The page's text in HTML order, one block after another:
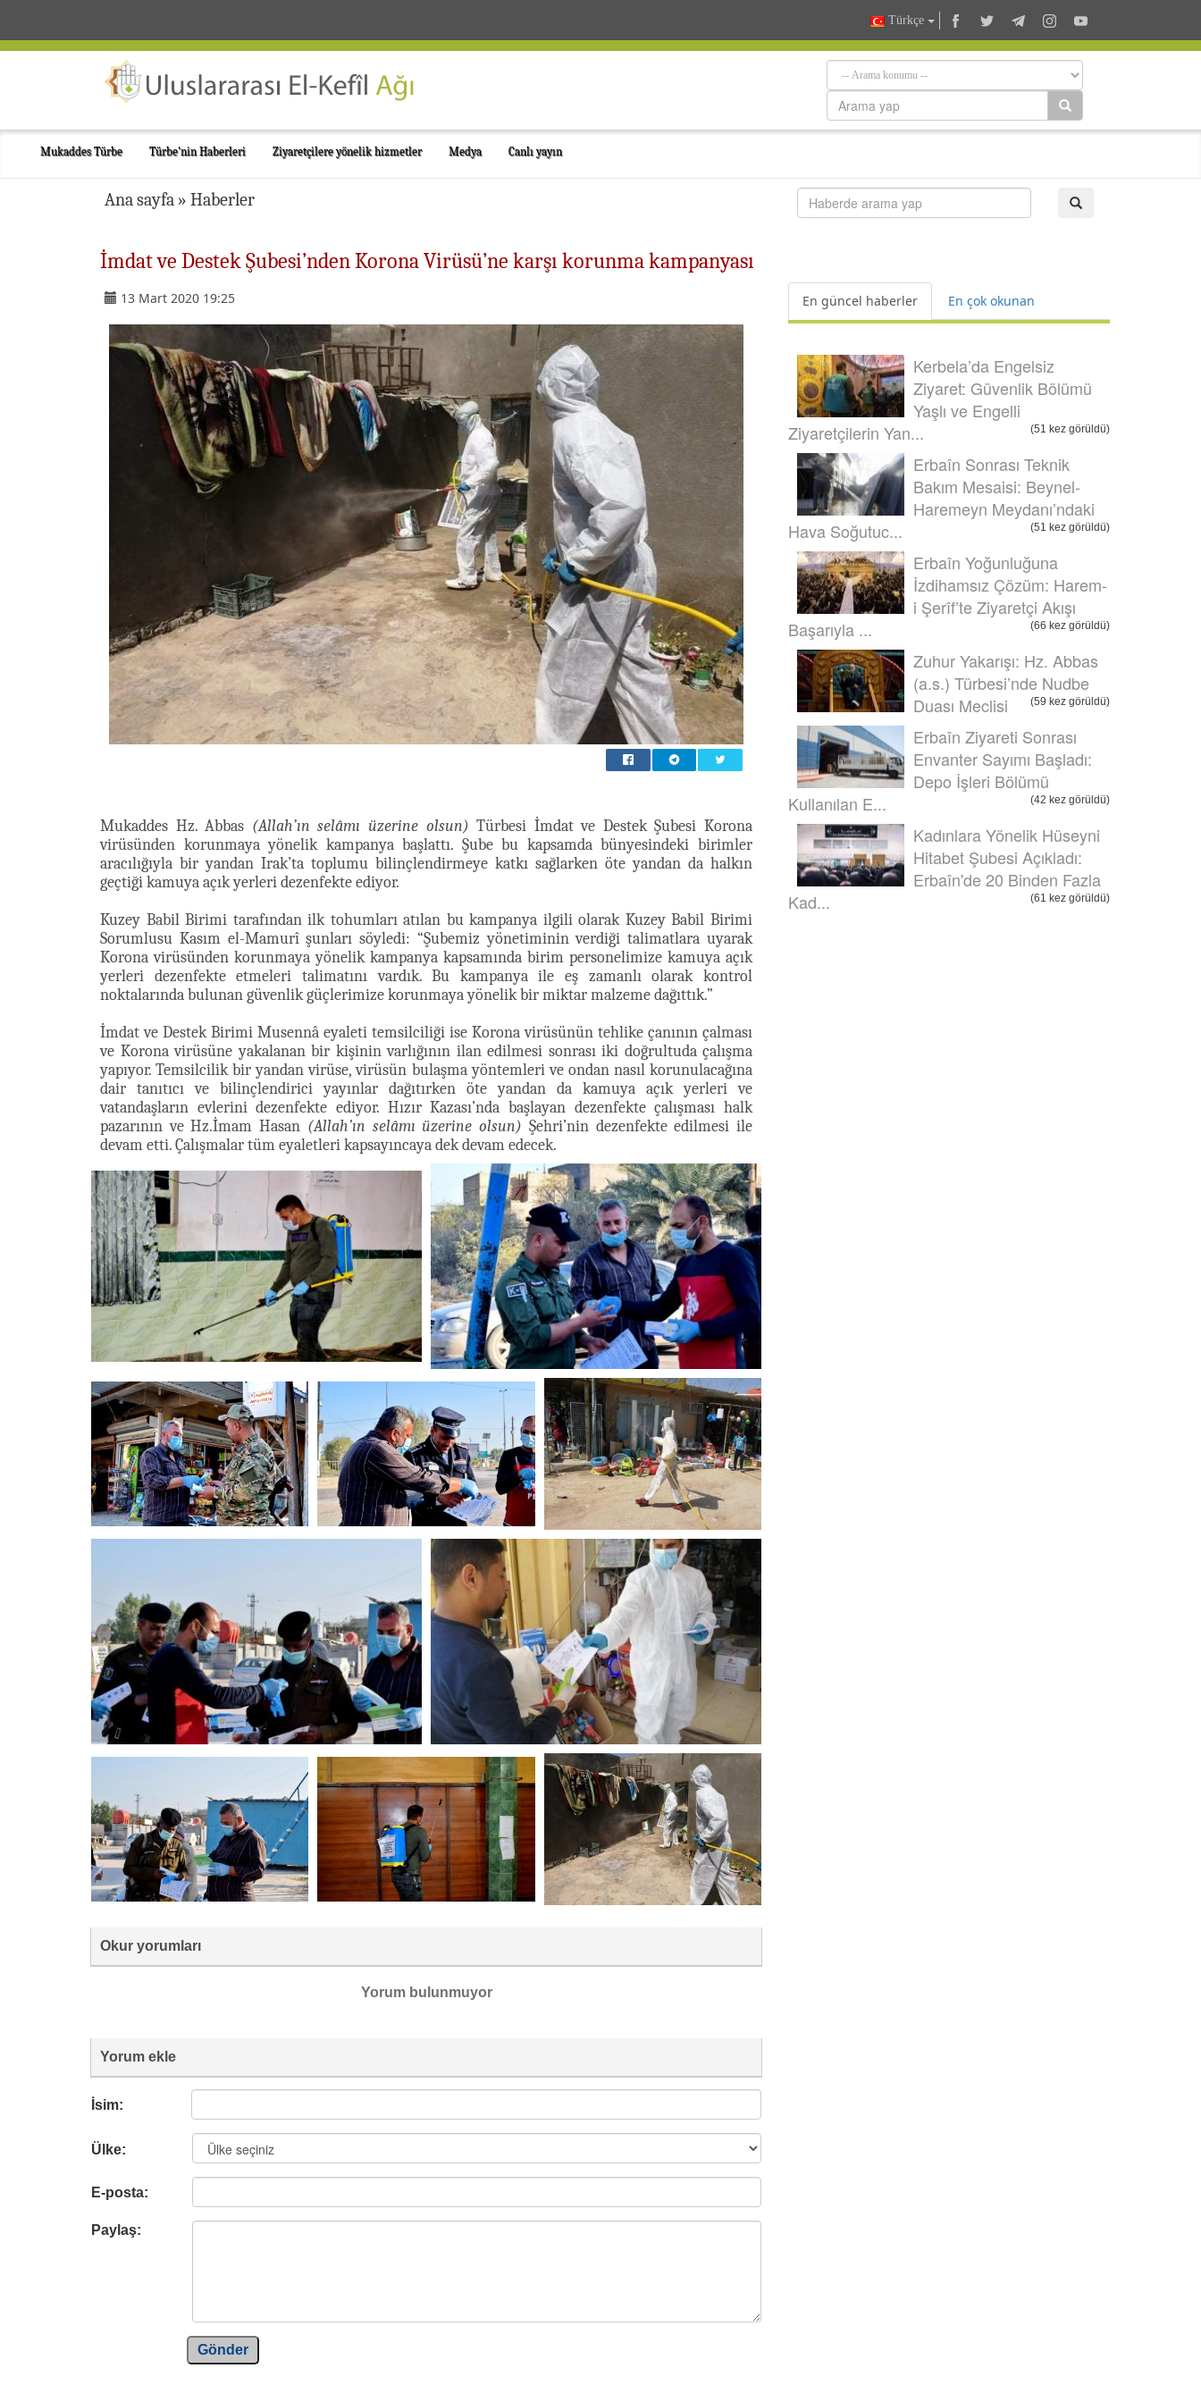
Türkçe
Mukaddes Türbe Türbe'nin Haberleri Ziyaretçilere yönelik hizmetler Medya Canlı yayın
Ana sayfa » Haberler
İmdat ve Destek Şubesi’nden Korona Virüsü’ne karşı korunma kampanyası
13 Mart 2020 19:25
Mukaddes Hz. Abbas (Allah’ın selâmı üzerine olsun) Türbesi İmdat ve Destek Şubesi Korona
virüsünden korunmaya yönelik kampanya başlattı. Şube bu kapsamda bünyesindeki birimler
aracılığıyla bir yandan Irak’ta toplumu bilinçlendirmeye katkı sağlarken öte yandan da halkın
geçtiği kamuya açık yerleri dezenfekte ediyor.
Kuzey Babil Birimi tarafından ilk tohumları atılan bu kampanya ilgili olarak Kuzey Babil Birimi
Sorumlusu Kasım el-Mamurî şunları söyledi: “Şubemiz yönetiminin verdiği talimatlara uyarak
Korona virüsünden korunmaya yönelik kampanya kapsamında birim personelimize kamuya açık
yerleri dezenfekte etmeleri talimatını vardık. Bu kampanya ile eş zamanlı olarak kontrol
noktalarında bulunan güvenlik güçlerimize korunmaya yönelik bir miktar malzeme dağıttık.”
İmdat ve Destek Birimi Musennâ eyaleti temsilciliği ise Korona virüsünün tehlike çanının çalması
ve Korona virüsüne yakalanan bir kişinin varlığının ilan edilmesi sonrası iki doğrultuda çalışma
yapıyor. Temsilcilik bir yandan virüse, virüsün bulaşma yöntemleri ve ondan nasıl korunulacağına
dair tanıtıcı ve bilinçlendirici yayınlar dağıtırken öte yandan da kamuya açık yerleri ve
vatandaşların evlerini dezenfekte ediyor. Hızır Kazası’nda başlayan dezenfekte çalışması halk
pazarının ve Hz.İmam Hasan (Allah’ın selâmı üzerine olsun) Şehri’nin dezenfekte edilmesi ile
devam etti. Çalışmalar tüm eyaletleri kapsayıncaya dek devam edecek.
Okur yorumları
Yorum bulunmuyor
Yorum ekle
İsim:
Ülke:
E-posta:
Paylaş:
Gönder
En güncel haberler En çok okunan
Kerbela’da Engelsiz
Ziyaret: Güvenlik Bölümü
Yaşlı ve Engelli
Ziyaretçilerin Yan...
(51 kez görüldü)
Erbaîn Sonrası Teknik
Bakım Mesaisi: Beynel-
Haremeyn Meydanı’ndaki
Hava Soğutuc...
(51 kez görüldü)
Erbaîn Yoğunluğuna
İzdihamsız Çözüm: Harem-
i Şerîf’te Ziyaretçi Akışı
Başarıyla ...
(66 kez görüldü)
Zuhur Yakarışı: Hz. Abbas
(a.s.) Türbesi’nde Nudbe
Duası Meclisi
(59 kez görüldü)
Erbaîn Ziyareti Sonrası
Envanter Sayımı Başladı:
Depo İşleri Bölümü
Kullanılan E...
(42 kez görüldü)
Kadınlara Yönelik Hüseyni
Hitabet Şubesi Açıkladı:
Erbaîn'de 20 Binden Fazla
Kad...
(61 kez görüldü)